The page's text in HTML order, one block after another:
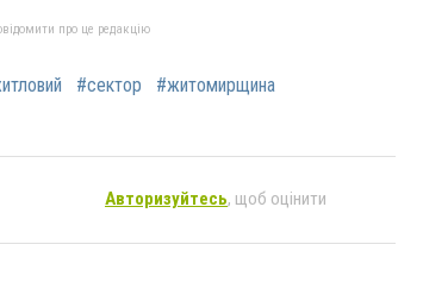
про це редакцію
#сектор
#житомирщина
Авторизуйтесь, щоб оцінити